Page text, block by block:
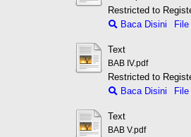
Restricted to
Baca Disini
Text
BAB IV.pdf
Restricted to
Baca Disini
Text
BAB V.pdf